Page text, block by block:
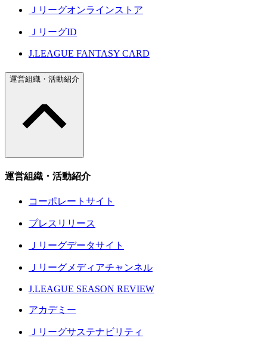
Ｊリーグオンラインストア
ＪリーグID
J.LEAGUE FANTASY CARD
運営組織・活動紹介
運営組織・活動紹介
コーポレートサイト
プレスリリース
Ｊリーグデータサイト
Ｊリーグメディアチャンネル
J.LEAGUE SEASON REVIEW
アカデミー
Ｊリーグサステナビリティ